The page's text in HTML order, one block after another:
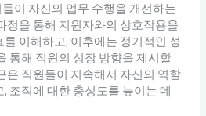
이 자신의 업무 수행을 개선하는
정을 통해 지원자와의 상호작용을
이해하고, 이후에는 정기적인 성
통해 직원의 성장 방향을 제시할
은 직원들이 지속해서 자신의 역할
조직에 대한 충성도를 높이는 데